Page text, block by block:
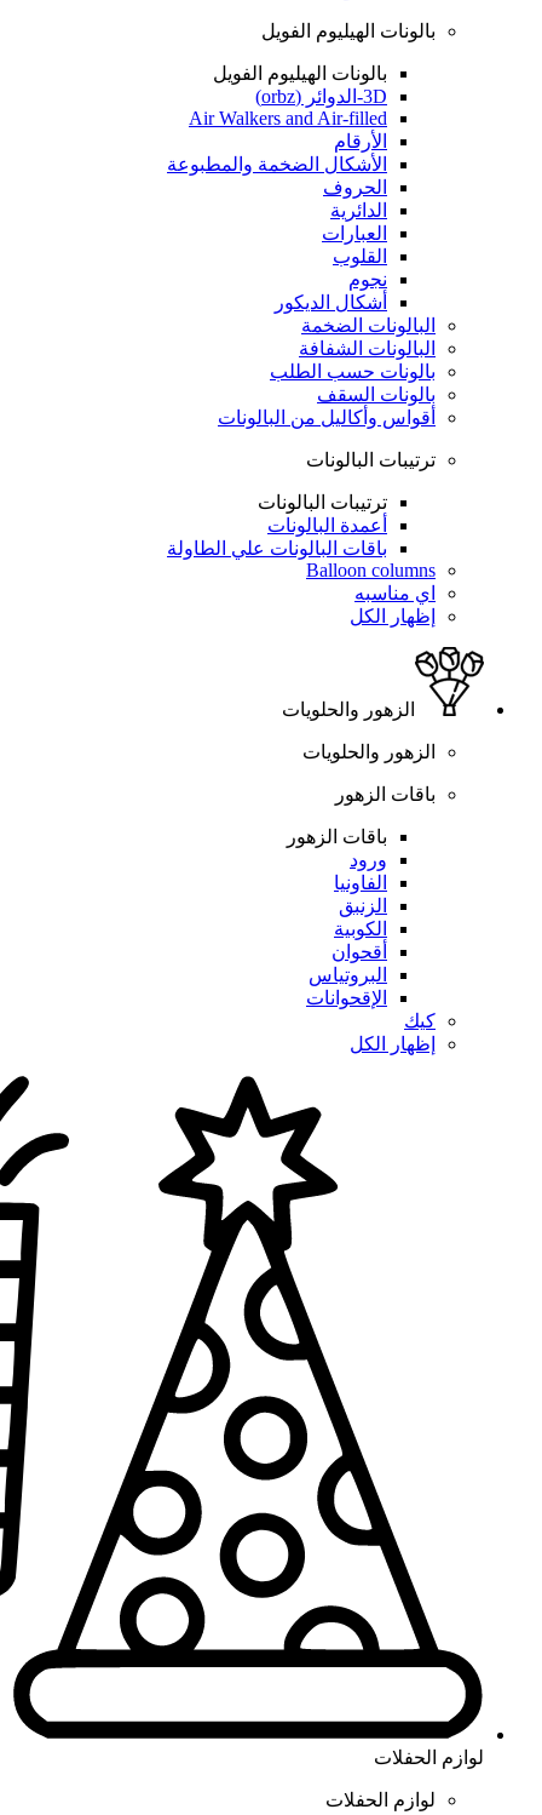
بالونات الهيليوم الفويل
بالونات الهيليوم الفويل
3D-الدوائر (orbz)
Air Walkers and Air-filled
الأرقام
الأشكال الضخمة والمطبوعة
الحروف
الدائرية
العبارات
القلوب
نجوم
أشكال الديكور
البالونات الضخمة
البالونات الشفافة
بالونات حسب الطلب
بالونات السقف
أقواس وأكاليل من البالونات
ترتيبات البالونات
ترتيبات البالونات
أعمدة البالونات
باقات البالونات علي الطاولة
Balloon columns
اي مناسبه
إظهار الكل
الزهور والحلويات
الزهور والحلويات
باقات الزهور
باقات الزهور
ورود
الفاونيا
الزنبق
الكوبية
أقحوان
البروتياس
الإقحوانات
كيك
إظهار الكل
لوازم الحفلات
لوازم الحفلات